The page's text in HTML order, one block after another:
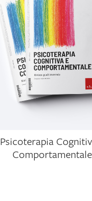
Psicoterapia
Comportamentale